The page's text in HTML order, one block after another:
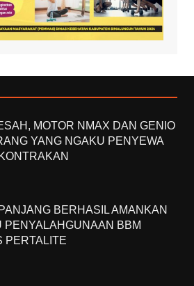
MOTOR NMAX DAN GENIO
YANG NGAKU PENYEWA
BERHASIL AMANKAN
PENYALAHGUNAAN BBM
PERTALITE